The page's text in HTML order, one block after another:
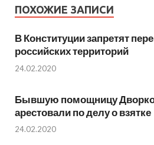
ПОХОЖИЕ ЗАПИСИ
В Конституции запретят
российских территорий
24.02.2020
Бывшую помощницу
арестовали по делу о взятке
24.02.2020